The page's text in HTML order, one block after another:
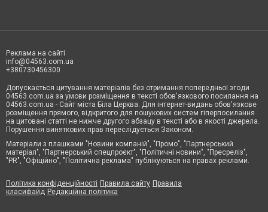
Реклама на сайті
info@04563.com.ua
+380730456300
Допускається цитування матеріалів без отримання попередньої згоди
04563.com.ua за умови розміщення в тексті обов'язкового посилання на
04563.com.ua - Сайт міста Біла Церква. Для інтернет-видань обов'язкове
розміщення прямого, відкритого для пошукових систем гіперпосилання
на цитовані статті не нижче другого абзацу в тексті або в якості джерела.
Порушення виняткових прав переслідується Законом.
Матеріали з плашками "Новини компаній", "Промо", "Партнерський
матеріал", "Партнерський спецпроєкт", "Політичні новини", "Пресреліз",
"PR", "Офіційно", "Політична реклама" публікуються на правах реклами.
Політика конфіденційності Правила сайту Правила
класифайд Редакційна політика